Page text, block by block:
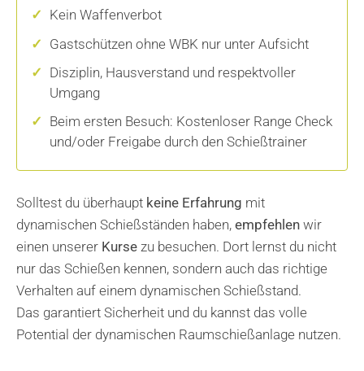
Kein Waffenverbot
Gastschützen ohne WBK nur unter Aufsicht
Disziplin, Hausverstand und respektvoller
Umgang
Beim ersten Besuch: Kostenloser Range Check
und/oder Freigabe durch den Schießtrainer
Solltest du überhauptkeine Erfahrung mit
dynamischen Schießständen haben, empfehlenwir
einen unserer Kursezu besuchen. Dort lernst du nicht
nur das Schießen kennen, sondern auch das richtige
Verhalten auf einem dynamischen Schießstand.
Das garantiert Sicherheit und du kannst das volle
Potential der dynamischen Raumschießanlage nutzen.